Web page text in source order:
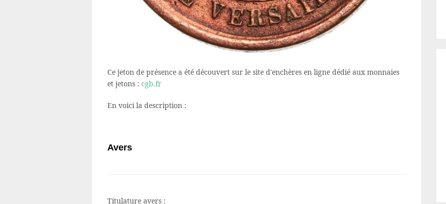
Ce jeton de présence a été découvert sur le site d'enchères en ligne dédié aux monnaies
et jetons : cgb.fr
En voici la description :
Avers
Titulature avers :